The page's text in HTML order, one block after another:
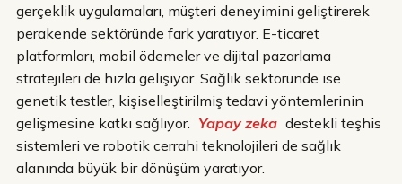
gerçeklik uygulamaları, müşteri deneyimini geliştirerek
perakende sektöründe fark yaratıyor. E-ticaret
platformları, mobil ödemeler ve dijital pazarlama
stratejileri de hızla gelişiyor. Sağlık sektöründe ise
genetik testler, kişiselleştirilmiş tedavi yöntemlerinin
gelişmesine katkı sağlıyor. Yapay zeka destekli teşhis
sistemleri ve robotik cerrahi teknolojileri de sağlık
alanında büyük bir dönüşüm yaratıyor.